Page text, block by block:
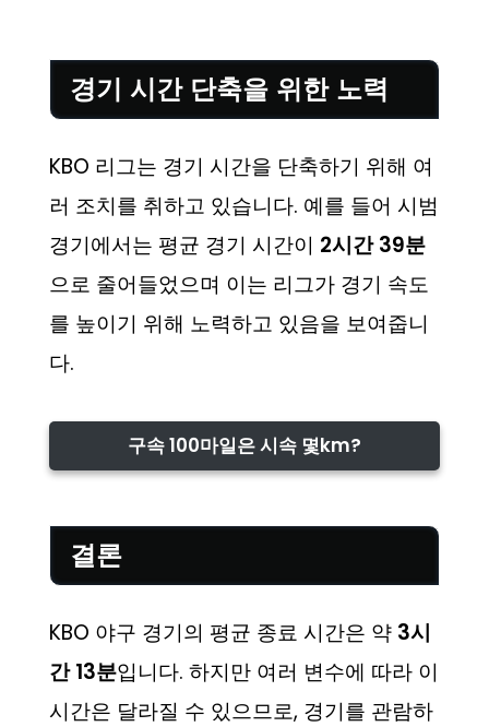
경기 시간 단축을 위한 노력
KBO 리그는 경기 시간을 단축하기 위해 여
러 조치를 취하고 있습니다. 예를 들어 시범
경기에서는 평균 경기 시간이 2시간 39분
으로 줄어들었으며 이는 리그가 경기 속도
를 높이기 위해 노력하고 있음을 보여줍니
다.
구속 100마일은 시속 몇km?
결론
KBO 야구 경기의 평균 종료 시간은 약 3시
간 13분입니다. 하지만 여러 변수에 따라 이
시간은 달라질 수 있으므로, 경기를 관람하